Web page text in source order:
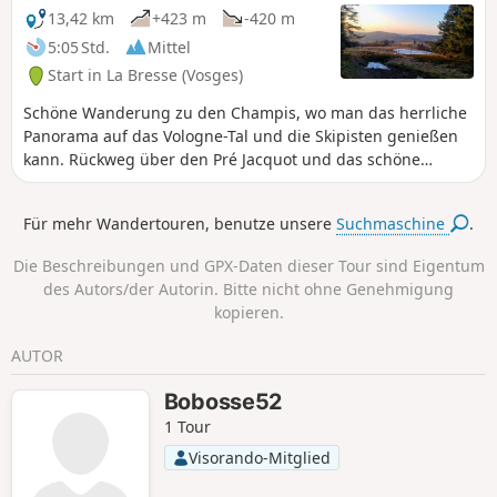
13,42 km
+423 m
-420 m
5:05 Std.
Mittel
Start in La Bresse (Vosges)
Schöne Wanderung zu den Champis, wo man das herrliche
Panorama auf das Vologne-Tal und die Skipisten genießen
kann. Rückweg über den Pré Jacquot und das schöne
Panorama auf das Dorf (schöner Sonnenuntergang).
Für mehr Wandertouren, benutze unsereSuchmaschine .
Die Beschreibungen und GPX-Daten dieser Tour sind Eigentum
des Autors/der Autorin. Bitte nicht ohne Genehmigung
kopieren.
AUTOR
Bobosse52
1 Tour
Visorando-Mitglied